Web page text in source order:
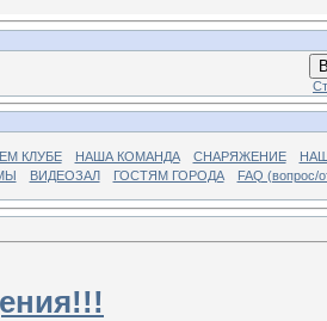
КЛУБЕ НАША КОМАНДА СНАРЯЖЕНИЕ
ВИДЕОЗАЛ ГОСТЯМ ГОРОДА FAQ (вопрос/